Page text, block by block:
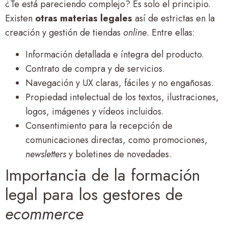
¿Te está pareciendo complejo? Es solo el principio.
Existen otras materias legales así de estrictas en la
creación y gestión de tiendas online. Entre ellas:
Información detallada e íntegra del producto.
Contrato de compra y de servicios.
Navegación y UX claras, fáciles y no engañosas.
Propiedad intelectual de los textos, ilustraciones,
logos, imágenes y vídeos incluidos.
Consentimiento para la recepción de
comunicaciones directas, como promociones,
newslettersy boletines de novedades.
Importancia de la formación
legal para los gestores de
ecommerce